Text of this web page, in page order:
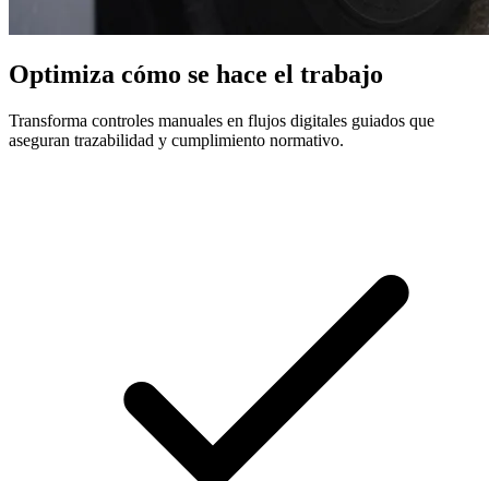
Optimiza cómo se hace el trabajo
Transforma controles manuales en flujos digitales guiados que
aseguran trazabilidad y cumplimiento normativo.